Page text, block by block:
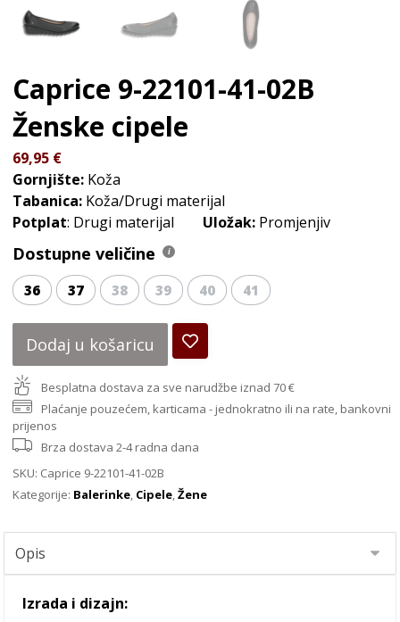
Caprice 9-22101-41-02B
Ženske cipele
69,95 €
Gornjište: Koža
Tabanica: Koža/Drugi materijal
Potplat: Drugi materijal Uložak: Promjenjiv
Dostupne veličine
36 37 38 39 40 41
Dodaj u košaricu
Besplatna dostava za sve narudžbe iznad 70 €
Plaćanje pouzećem, karticama - jednokratno ili na rate, bankovni
prijenos
Brza dostava 2-4 radna dana
SKU: Caprice 9-22101-41-02B
Kategorije: Balerinke, Cipele,Žene
Izrada i dizajn: